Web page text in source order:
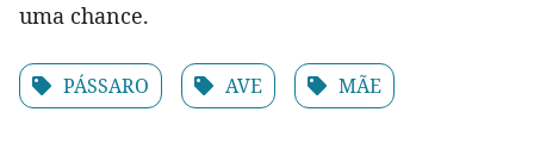
uma chance.
PÁSSARO AVE MÃE